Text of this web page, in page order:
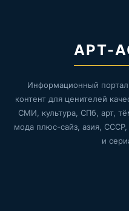
АРТ-
Информационный
контент для ценителей
СМИ, культура, СПб, арт,
мода плюс-сайз, азия,
и